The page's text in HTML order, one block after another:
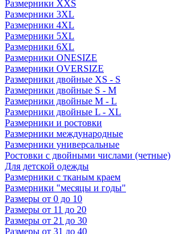
Размерники XXS
Размерники 3XL
Размерники 4XL
Размерники 5XL
Размерники 6XL
Размерники ONESIZE
Размерники OVERSIZE
Размерники двойные XS - S
Размерники двойные S - M
Размерники двойные M - L
Размерники двойные L - XL
Размерники и ростовки
Размерники международные
Размерники универсальные
Ростовки с двойными числами (четные)
Для детской одежды
Размерники с тканым краем
Размерники "месяцы и годы"
Размеры от 0 до 10
Размеры от 11 до 20
Размеры от 21 до 30
Размеры от 31 до 40